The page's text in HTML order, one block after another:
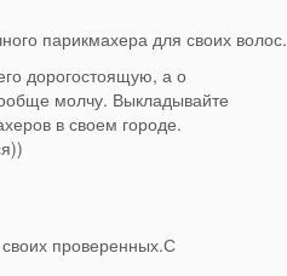
парикмахера для своих волос.
дорогостоящую, а о
молчу. Выкладывайте
в своем городе.
проверенных.С